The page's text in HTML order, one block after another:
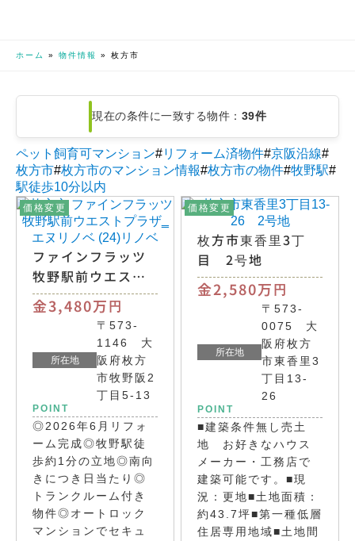
ホーム » 物件情報 » 枚方市
現在の条件に一致する物件： 39件
ペット飼育可マンション#リフォーム済物件#京阪沿線#
枚方市#枚方市のマンション情報#枚方市の物件#牧野駅#
駅徒歩10分以内
ファインフラッツ
牧野駅前ウエスト
プラザ
金3,480万 円
所在地
〒573-
1146 大
阪府枚方
市牧野阪2
丁目5-13
POINT
◎2026年6月リフォ
ーム完成◎牧野駅徒
歩約1分の立地◎南向
きにつき日当たり◎
トランクルーム付き
物件◎オートロック
マンションでセキュ
価格変更
枚方市東香里3丁
目 2号地
金2,580万 円
所在地
〒573-
0075 大
阪府枚方
市東香里3
丁目13-
26
POINT
■建築条件無し売土
地 お好きなハウス
メーカー・工務店で
建築可能です。■現
況：更地■土地面積：
約43.7坪■第一種低層
住居専用地域■土地間
価格変更